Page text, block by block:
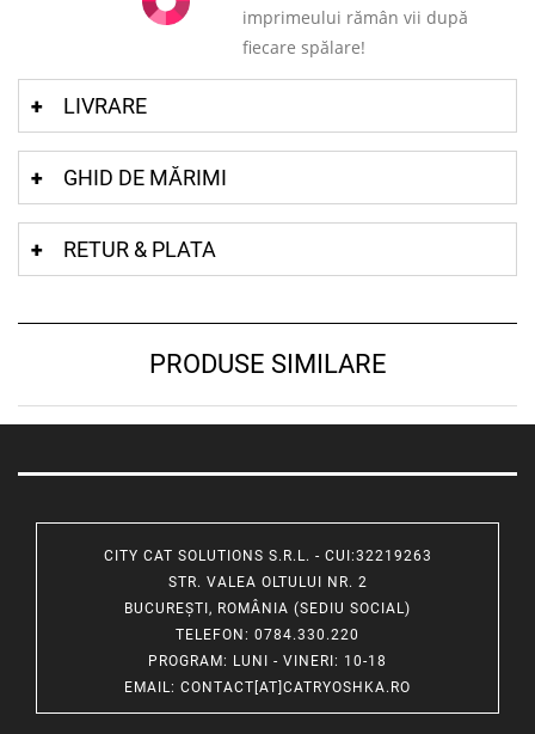
imprimeului rămân vii după
fiecare spălare!
LIVRARE
GHID DE MĂRIMI
RETUR & PLATA
PRODUSE SIMILARE
CITY CAT SOLUTIONS S.R.L. - CUI:32219263
STR. VALEA OLTULUI NR. 2
BUCUREȘTI, ROMÂNIA (SEDIU SOCIAL)
TELEFON : 0784.330.220
PROGRAM: LUNI - VINERI: 10-18
EMAIL: CONTACT[AT]CATRYOSHKA.RO